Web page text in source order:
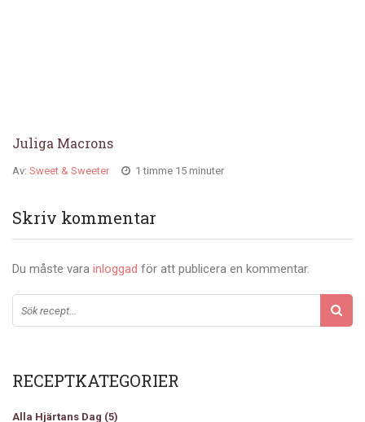
Juliga Macrons
Av: Sweet & Sweeter 1 timme 15 minuter
Skriv kommentar
Du måste vara inloggad för att publicera en kommentar.
RECEPTKATEGORIER
Alla Hjärtans Dag (5)